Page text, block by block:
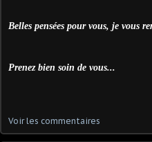
Belles pensées pour vous, je vous
Prenez bien soin de vous...
Voir les commentaires